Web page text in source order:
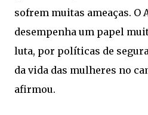
sofrem muitas ameaças. O
desempenha um papel
luta, por políticas de
da vida das mulheres no
afirmou.